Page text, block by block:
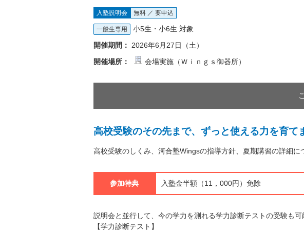
入塾説明会 無料 ／ 要申込
一般生専用
小5生・小6生 対象
開催期間：
2026年6月27日（土）
開催場所：
会場実施（Ｗｉｎｇｓ御器所）
高校受験のその先まで、ずっと使える力を育て
高校受験のしくみ、河合塾Wingsの指導方針、夏期講習の詳細
参加特典 入塾金半額（11，000円）免除
説明会と並行して、今の学力を測れる学力診断テストの受験も可
【学力診断テスト】